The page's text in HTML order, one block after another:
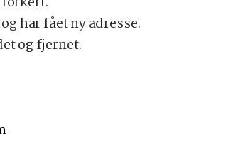
har fået ny adresse.
og fjernet.